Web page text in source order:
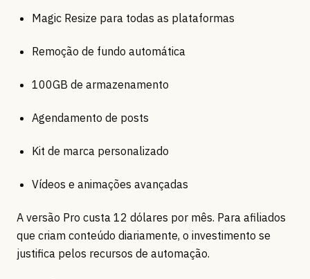
Magic Resize para todas as plataformas
Remoção de fundo automática
100GB de armazenamento
Agendamento de posts
Kit de marca personalizado
Vídeos e animações avançadas
A versão Pro custa 12 dólares por mês. Para afiliados
que criam conteúdo diariamente, o investimento se
justifica pelos recursos de automação.